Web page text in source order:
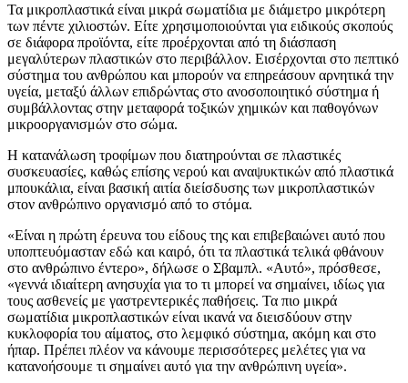
Τα μικροπλαστικά είναι μικρά σωματίδια με διάμετρο μικρότερη
των πέντε χιλιοστών. Είτε χρησιμοποιούνται για ειδικούς σκοπούς
σε διάφορα προϊόντα, είτε προέρχονται από τη διάσπαση
μεγαλύτερων πλαστικών στο περιβάλλον. Εισέρχονται στο πεπτικό
σύστημα του ανθρώπου και μπορούν να επηρεάσουν αρνητικά την
υγεία, μεταξύ άλλων επιδρώντας στο ανοσοποιητικό σύστημα ή
συμβάλλοντας στην μεταφορά τοξικών χημικών και παθογόνων
μικροοργανισμών στο σώμα.
Η κατανάλωση τροφίμων που διατηρούνται σε πλαστικές
συσκευασίες, καθώς επίσης νερού και αναψυκτικών από πλαστικά
μπουκάλια, είναι βασική αιτία διείσδυσης των μικροπλαστικών
στον ανθρώπινο οργανισμό από το στόμα.
«Είναι η πρώτη έρευνα του είδους της και επιβεβαιώνει αυτό που
υποπτευόμασταν εδώ και καιρό, ότι τα πλαστικά τελικά φθάνουν
στο ανθρώπινο έντερο», δήλωσε ο Σβαμπλ. «Αυτό», πρόσθεσε,
«γεννά ιδιαίτερη ανησυχία για το τι μπορεί να σημαίνει, ιδίως για
τους ασθενείς με γαστρεντερικές παθήσεις. Τα πιο μικρά
σωματίδια μικροπλαστικών είναι ικανά να διεισδύουν στην
κυκλοφορία του αίματος, στο λεμφικό σύστημα, ακόμη και στο
ήπαρ. Πρέπει πλέον να κάνουμε περισσότερες μελέτες για να
κατανοήσουμε τι σημαίνει αυτό για την ανθρώπινη υγεία».